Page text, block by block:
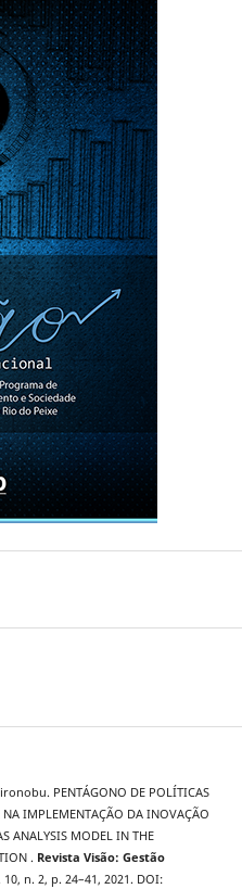
PENTÁGONO DE POLÍTICAS
IMPLEMENTAÇÃO DA INOVAÇÃO
ANALYSIS MODEL IN THE
. Revista Visão: Gestão
n. 2, p. 24–41, 2021. DOI: